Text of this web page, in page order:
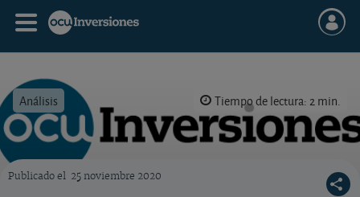
Análisis Tiempo de lectura: 2 min.
Publicado el 25 noviembre 2020